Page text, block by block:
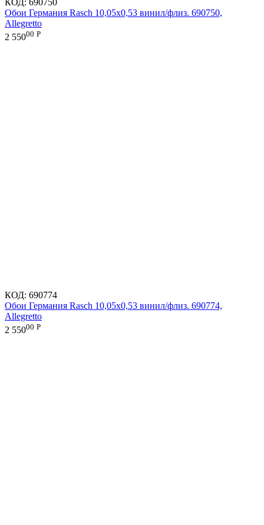
КОД: 690750
Обои Германия Rasch 10,05x0,53 винил/флиз. 690750,
Allegretto
2 55000 Р
КОД: 690774
Обои Германия Rasch 10,05x0,53 винил/флиз. 690774,
Allegretto
2 55000 Р